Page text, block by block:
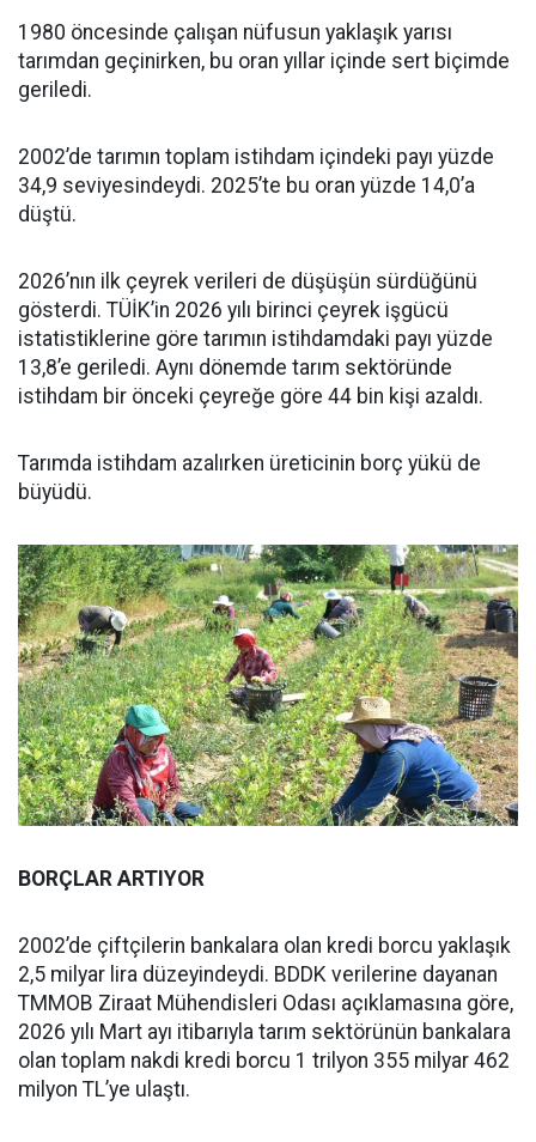
1980 öncesinde çalışan nüfusun yaklaşık yarısı
tarımdan geçinirken, bu oran yıllar içinde sert biçimde
geriledi.
2002’de tarımın toplam istihdam içindeki payı yüzde
34,9 seviyesindeydi. 2025’te bu oran yüzde 14,0’a
düştü.
2026’nın ilk çeyrek verileri de düşüşün sürdüğünü
gösterdi. TÜİK’in 2026 yılı birinci çeyrek işgücü
istatistiklerine göre tarımın istihdamdaki payı yüzde
13,8’e geriledi. Aynı dönemde tarım sektöründe
istihdam bir önceki çeyreğe göre 44 bin kişi azaldı.
Tarımda istihdam azalırken üreticinin borç yükü de
büyüdü.
BORÇLAR ARTIYOR
2002’de çiftçilerin bankalara olan kredi borcu yaklaşık
2,5 milyar lira düzeyindeydi. BDDK verilerine dayanan
TMMOB Ziraat Mühendisleri Odası açıklamasına göre,
2026 yılı Mart ayı itibarıyla tarım sektörünün bankalara
olan toplam nakdi kredi borcu 1 trilyon 355 milyar 462
milyon TL’ye ulaştı.